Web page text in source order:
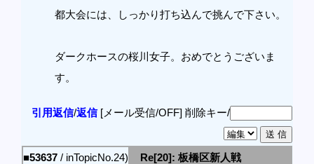
都大会には、しっかり打ち込んで挑んで下さい。
ダークホースの桜川女子。おめでとうございま
す。
引用返信/返信[メール受信/OFF] 削除キー/
■53637 / inTopicNo.24)
Re[20]: 板橋区新人戦